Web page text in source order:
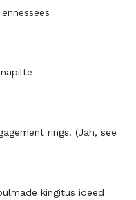
rings! (Jah, see
kingitus ideed